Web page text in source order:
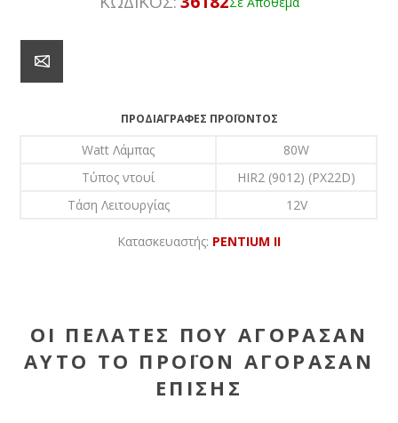
ΠΡΟΔΙΑΓΡΑΦΈΣ ΠΡΟΪΌΝΤΟΣ
Watt Λάμπας
80W
Τύπος ντουί
HIR2 (9012) (PX22D)
Τάση Λειτουργίας
12V
Κατασκευαστής: PENTIUM II
ΟΙ ΠΕΛΆΤΕΣ ΠΟΥ ΑΓΌΡΑΣΑΝ
ΑΥΤΌ ΤΟ ΠΡΟΪΌΝ ΑΓΌΡΑΣΑΝ
ΕΠΊΣΗΣ